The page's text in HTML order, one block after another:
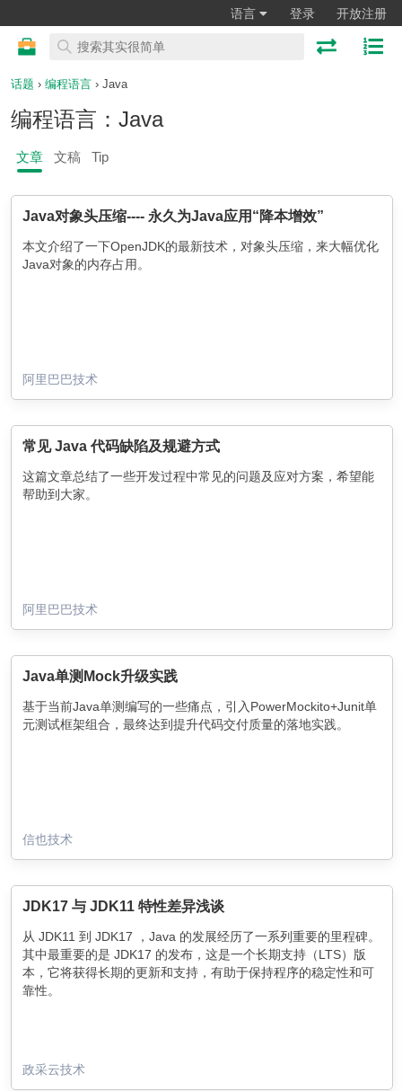
语言 登录 开放注册
话题 › 编程语言 › Java
编程语言：Java
文章 文稿 Tip
Java对象头压缩---- 永久为Java应用“降本增效”
本文介绍了一下OpenJDK的最新技术，对象头压缩，来大幅优化
Java对象的内存占用。
阿里巴巴技术
常见 Java 代码缺陷及规避方式
这篇文章总结了一些开发过程中常见的问题及应对方案，希望能
帮助到大家。
阿里巴巴技术
Java单测Mock升级实践
基于当前Java单测编写的一些痛点，引入PowerMockito+Junit单
元测试框架组合，最终达到提升代码交付质量的落地实践。
信也技术
JDK17 与 JDK11 特性差异浅谈
从 JDK11 到 JDK17 ，Java 的发展经历了一系列重要的里程碑。
其中最重要的是 JDK17 的发布，这是一个长期支持（LTS）版
本，它将获得长期的更新和支持，有助于保持程序的稳定性和可
靠性。
政采云技术